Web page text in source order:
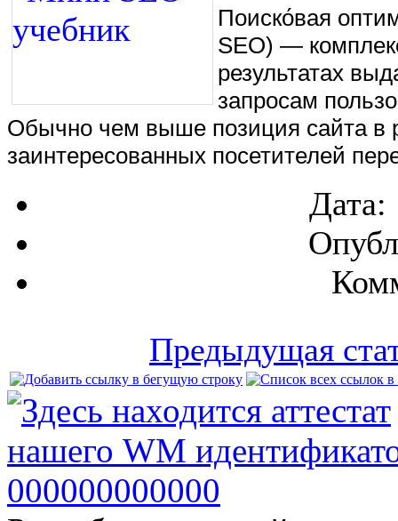
Поиско́вая
SEO) —
результатах
запросам
Обычно чем выше позиция сайта в
заинтересованных посетителей
Дата:
Предыдущая